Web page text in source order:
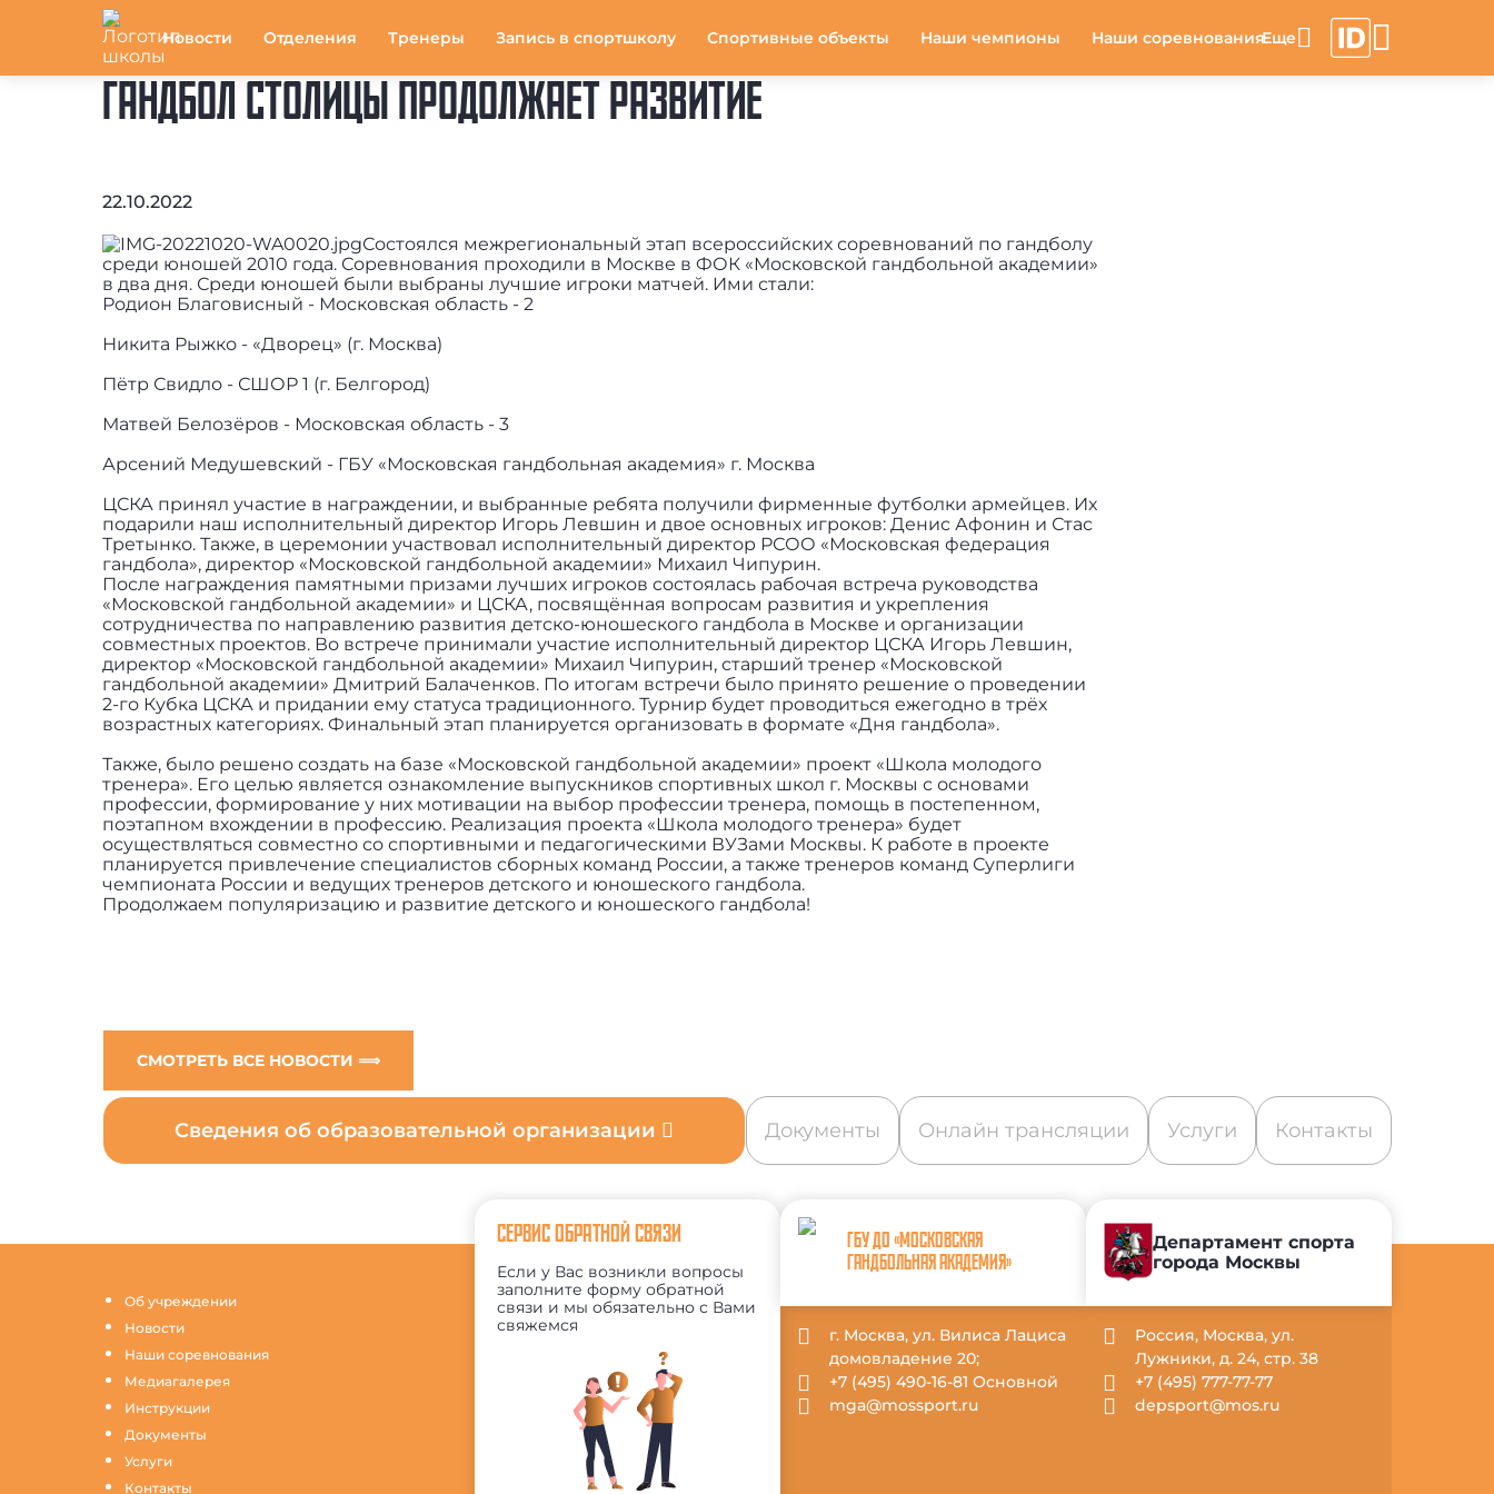
Новости Отделения Тренеры Запись в спортшколу Спортивные объекты Наши чемпионы Наши соревнования
ГАНДБОЛ СТОЛИЦЫ ПРОДОЛЖАЕТ РАЗВИТИЕ
22.10.2022
Состоялся межрегиональный этап всероссийских соревнований по гандболу
среди юношей 2010 года. Соревнования проходили в Москве в ФОК «Московской гандбольной академии»
в два дня. Среди юношей были выбраны лучшие игроки матчей. Ими стали:
Родион Благовисный - Московская область - 2
Никита Рыжко - «Дворец» (г. Москва)
Пётр Свидло - СШОР 1 (г. Белгород)
Матвей Белозёров - Московская область - 3
Арсений Медушевский - ГБУ «Московская гандбольная академия» г. Москва
ЦСКА принял участие в награждении, и выбранные ребята получили фирменные футболки армейцев. Их
подарили наш исполнительный директор Игорь Левшин и двое основных игроков: Денис Афонин и Стас
Третынко. Также, в церемонии участвовал исполнительный директор РСОО «Московская федерация
гандбола», директор «Московской гандбольной академии» Михаил Чипурин.
После награждения памятными призами лучших игроков состоялась рабочая встреча руководства
«Московской гандбольной академии» и ЦСКА, посвящённая вопросам развития и укрепления
сотрудничества по направлению развития детско-юношеского гандбола в Москве и организации
совместных проектов. Во встрече принимали участие исполнительный директор ЦСКА Игорь Левшин,
директор «Московской гандбольной академии» Михаил Чипурин, старший тренер «Московской
гандбольной академии» Дмитрий Балаченков. По итогам встречи было принято решение о проведении
2-го Кубка ЦСКА и придании ему статуса традиционного. Турнир будет проводиться ежегодно в трёх
возрастных категориях. Финальный этап планируется организовать в формате «Дня гандбола».
Также, было решено создать на базе «Московской гандбольной академии» проект «Школа молодого
тренера». Его целью является ознакомление выпускников спортивных школ г. Москвы с основами
профессии, формирование у них мотивации на выбор профессии тренера, помощь в постепенном,
поэтапном вхождении в профессию. Реализация проекта «Школа молодого тренера» будет
осуществляться совместно со спортивными и педагогическими ВУЗами Москвы. К работе в проекте
планируется привлечение специалистов сборных команд России, а также тренеров команд Суперлиги
чемпионата России и ведущих тренеров детского и юношеского гандбола.
Продолжаем популяризацию и развитие детского и юношеского гандбола!
СМОТРЕТЬ ВСЕ НОВОСТИ ⟹
Сведения об образовательной организации Документы Онлайн трансляции Услуги Контакты
Об учреждении
Новости
Наши соревнования
Медиагалерея
Инструкции
Документы
Услуги
Контакты
СЕРВИС ОБРАТНОЙ СВЯЗИ
Если у Вас возникли вопросы
заполните форму обратной
связи и мы обязательно с Вами
свяжемся
ГБУ ДО «МОСКОВСКАЯ
ГАНДБОЛЬНАЯ АКАДЕМИЯ»
г. Москва, ул. Вилиса Лациса
домовладение 20;
+7 (495) 490-16-81 Основной
mga@mossport.ru
Департамент спорта
города Москвы
Россия, Москва, ул.
Лужники, д. 24, стр. 38
+7 (495) 777-77-77
depsport@mos.ru